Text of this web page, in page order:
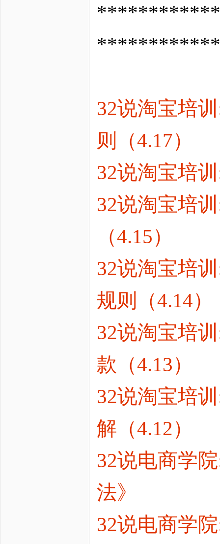
32说淘宝培
则（4.17）
32说淘宝培
32说淘宝培
（4.15）
32说淘宝培
规则（4.14）
32说淘宝培
款（4.13）
32说淘宝培
解（4.12）
32说电商学
法》
32说电商学